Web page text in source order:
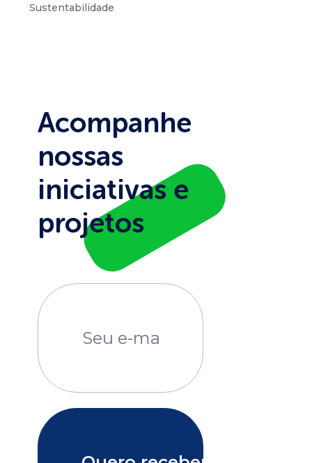
Sustentabilidade
Acompanhe
nossas
iniciativas e
projetos